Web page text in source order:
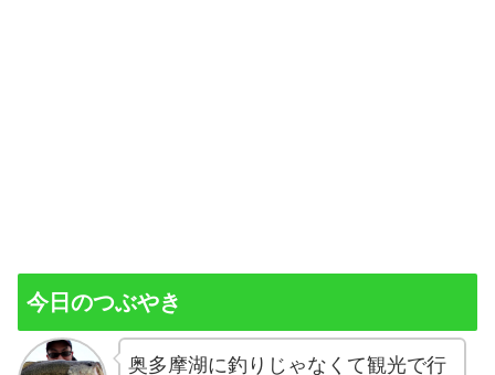
今日のつぶやき
奥多摩湖に釣りじゃなくて観光で行